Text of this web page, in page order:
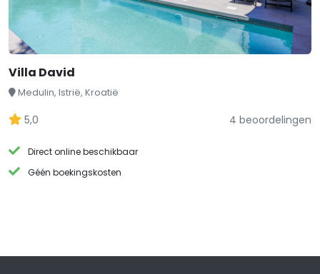
Villa David
Medulin, Istrië, Kroatië
5,0 4 beoordelingen
Direct online beschikbaar
Géén boekingskosten